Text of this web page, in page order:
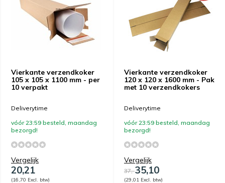
Vierkante verzendkoker
105 x 105 x 1100 mm - per
10 verpakt
Deliverytime
vóór 23:59 besteld, maandag
bezorgd!
Vergelijk
20,21
(16,70 Excl. btw)
Vierkante verzendkoker
120 x 120 x 1600 mm - Pak
met 10 verzendkokers
Deliverytime
vóór 23:59 besteld, maandag
bezorgd!
Vergelijk
37,-35,10
(29,01 Excl. btw)